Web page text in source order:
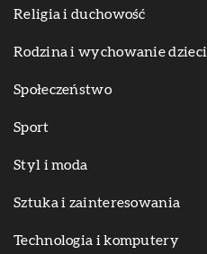
Religia i duchowość
Rodzina i wychowanie dzieci
Społeczeństwo
Sport
Styl i moda
Sztuka i zainteresowania
Technologia i komputery